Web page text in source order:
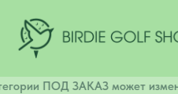
ПОД ЗАКАЗ может